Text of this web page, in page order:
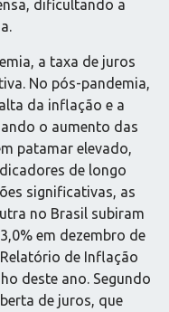
dificultando a
a taxa de juros
No pós-pandemia,
da inflação e a
o aumento das
patamar elevado,
de longo
significativas, as
no Brasil subiram
em dezembro de
de Inflação
deste ano. Segundo
de juros, que